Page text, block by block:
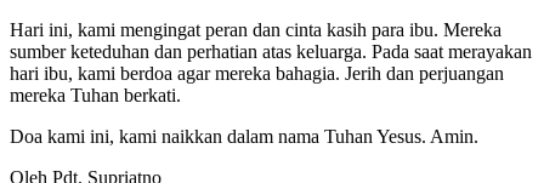
Hari ini, kami mengingat peran dan cinta kasih para ibu. Mereka
sumber keteduhan dan perhatian atas keluarga. Pada saat merayakan
hari ibu, kami berdoa agar mereka bahagia. Jerih dan perjuangan
mereka Tuhan berkati.
Doa kami ini, kami naikkan dalam nama Tuhan Yesus. Amin.
Oleh Pdt. Supriatno